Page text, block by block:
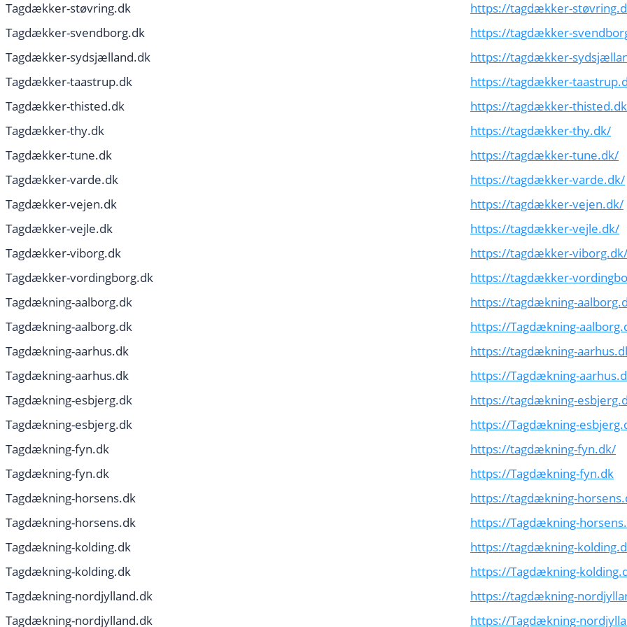
Tagdækker-støvring.dk
https://tagdækker-
Tagdækker-svendborg.dk
https://tagdækker-
Tagdækker-sydsjælland.dk
https://tagdækker-
Tagdækker-taastrup.dk
https://tagdækker-
Tagdækker-thisted.dk
https://tagdækker-
Tagdækker-thy.dk
https://tagdækker-thy.dk/
Tagdækker-tune.dk
https://tagdækker-tune.dk/
Tagdækker-varde.dk
https://tagdækker-varde.dk/
Tagdækker-vejen.dk
https://tagdækker-vejen.dk/
Tagdækker-vejle.dk
https://tagdækker-vejle.dk/
Tagdækker-viborg.dk
https://tagdækker-viborg.dk/
Tagdækker-vordingborg.dk
https://tagdækker-
Tagdækning-aalborg.dk
https://tagdækning-
Tagdækning-aalborg.dk
https://Tagdækning-
Tagdækning-aarhus.dk
https://tagdækning-
Tagdækning-aarhus.dk
https://Tagdækning-
Tagdækning-esbjerg.dk
https://tagdækning-
Tagdækning-esbjerg.dk
https://Tagdækning-
Tagdækning-fyn.dk
https://tagdækning-fyn.dk/
Tagdækning-fyn.dk
https://Tagdækning-fyn.dk
Tagdækning-horsens.dk
https://tagdækning-
Tagdækning-horsens.dk
https://Tagdækning-
Tagdækning-kolding.dk
https://tagdækning-
Tagdækning-kolding.dk
https://Tagdækning-
Tagdækning-nordjylland.dk
https://tagdækning-
Tagdækning-nordjylland.dk
https://Tagdækning-